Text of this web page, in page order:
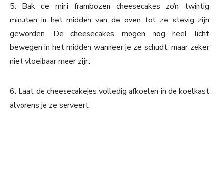
5. Bak de mini frambozen cheesecakes zo’n twintig
minuten in het midden van de oven tot ze stevig zijn
geworden. De cheesecakes mogen nog heel licht
bewegen in het midden wanneer je ze schudt, maar zeker
niet vloeibaar meer zijn.
6. Laat de cheesecakejes volledig afkoelen in de koelkast
alvorens je ze serveert.